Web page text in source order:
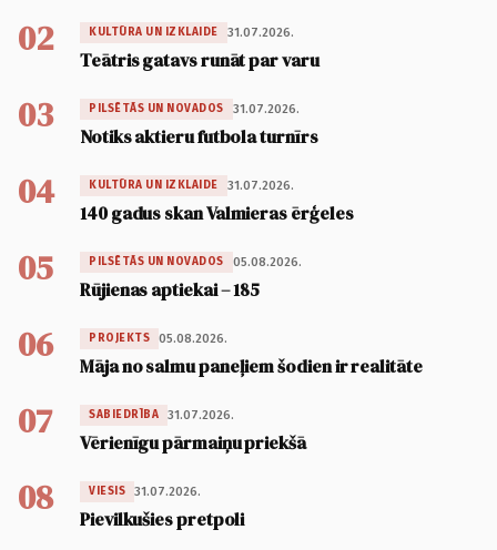
02 KULTŪRA UN IZKLAIDE 31.07.2026.
Teātris gatavs runāt par varu
03 PILSĒTĀS UN NOVADOS 31.07.2026.
Notiks aktieru futbola turnīrs
04 KULTŪRA UN IZKLAIDE 31.07.2026.
140 gadus skan Valmieras ērģeles
05 PILSĒTĀS UN NOVADOS 05.08.2026.
Rūjienas aptiekai – 185
06 PROJEKTS 05.08.2026.
Māja no salmu paneļiem šodien ir realitāte
07 SABIEDRĪBA 31.07.2026.
Vērienīgu pārmaiņu priekšā
08 VIESIS 31.07.2026.
Pievilkušies pretpoli